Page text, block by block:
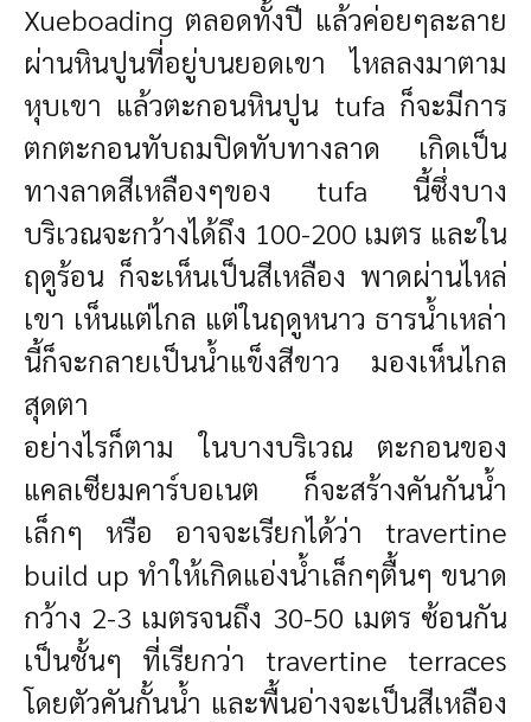
Xueboading ตลอดทั้งปี แล้วค่อยๆละลาย
ผ่านหินปูนที่อยู่บนยอดเขา ไหลลงมาตาม
หุบเขา แล้วตะกอนหินปูน tufa ก็จะมีการ
ตกตะกอนทับถมปิดทับทางลาด เกิดเป็น
ทางลาดสีเหลืองๆของ tufa นี้ซึ่งบาง
บริเวณจะกว้างได้ถึง 100-200 เมตร และใน
ฤดูร้อน ก็จะเห็นเป็นสีเหลือง พาดผ่านไหล่
เขา เห็นแต่ไกล แต่ในฤดูหนาว ธารน้ำเหล่า
นี้ก็จะกลายเป็นน้ำแข็งสีขาว มองเห็นไกล
สุดตา
อย่างไรก็ตาม ในบางบริเวณ ตะกอนของ
แคลเซียมคาร์บอเนต ก็จะสร้างคันกันน้ำ
เล็กๆ หรือ อาจจะเรียกได้ว่า travertine
build up ทำให้เกิดแอ่งน้ำเล็กๆตื้นๆ ขนาด
กว้าง 2-3 เมตรจนถึง 30-50 เมตร ซ้อนกัน
เป็นชั้นๆ ที่เรียกว่า travertine terraces
โดยตัวคันกั้นน้ำ และพื้นอ่างจะเป็นสีเหลือง